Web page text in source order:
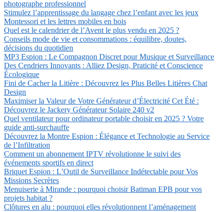
photographe professionnel
Stimulez l’apprentissage du langage chez l’enfant avec les jeux
Montessori et les lettres mobiles en bois
Quel est le calendrier de l’Avent le plus vendu en 2025 ?
Conseils mode de vie et consommations : équilibre, doutes,
décisions du quotidien
MP3 Espion : Le Compagnon Discret pour Musique et Surveillance
Des Cendriers Innovants : Alliez Design, Praticité et Conscience
Écologique
Fini de Cacher la Litière : Découvrez les Plus Belles Litières Chat
Design
Maximiser la Valeur de Votre Générateur d’Électricité Cet Été :
Découvrez le Jackery Générateur Solaire 240 v2
Quel ventilateur pour ordinateur portable choisir en 2025 ? Votre
guide anti-surchauffe
Découvrez la Montre Espion : Élégance et Technologie au Service
de l’Infiltration
Comment un abonnement IPTV révolutionne le suivi des
événements sportifs en direct
Briquet Espion : L’Outil de Surveillance Indétectable pour Vos
Missions Secrètes
Menuiserie à Mirande : pourquoi choisir Batiman EPB pour vos
projets habitat ?
Clôtures en alu : pourquoi elles révolutionnent l’aménagement